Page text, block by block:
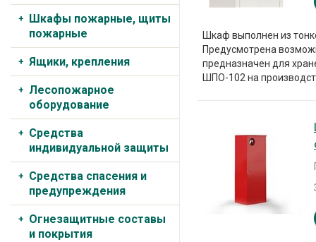
Шкаф выполнен из
Предусмотрена
предназначен для
ШПО-102 на
Шкафы пожарные, щиты
пожарные
Ящики, крепления
Лесопожарное
оборудование
Средства
индивидуальной защиты
Средства спасения и
предупреждения
Огнезащитные составы
и покрытия